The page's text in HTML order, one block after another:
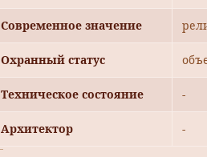
Современное значение
Охранный статус
Техническое состояние -
Архитектор -